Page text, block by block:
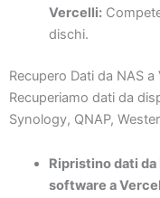
Vercelli:
dischi.
Recupero Dati da NAS a
Recuperiamo dati da
Synology, QNAP,
Ripristino dati
software a